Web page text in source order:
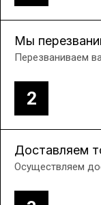
2
Мы
Перезваниваем
Доставляем
Осуществляем